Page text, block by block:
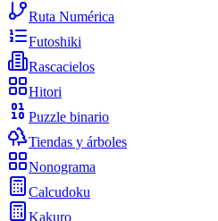
Ruta Numérica
Futoshiki
Rascacielos
Hitori
Puzzle binario
Tiendas y árboles
Nonograma
Calcudoku
Kakuro